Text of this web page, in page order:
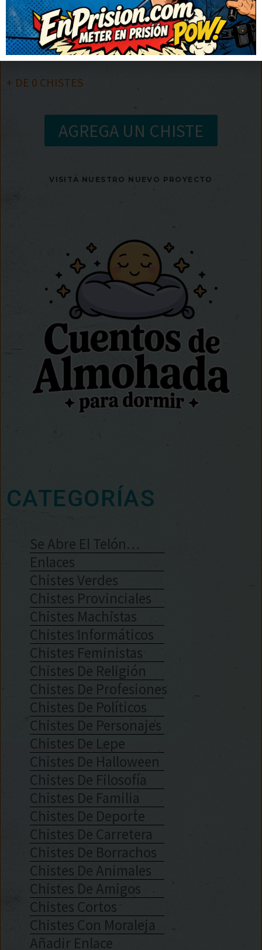
1 2 3 4 5 … 50
+ DE 0 CHISTES
AGREGA UN CHISTE
VISITA NUESTRO NUEVO PROYECTO
CATEGORÍAS
Se Abre El Telón…
Enlaces
Chistes Verdes
Chistes Provinciales
Chistes Machistas
Chistes Informáticos
Chistes Feministas
Chistes De Religión
Chistes De Profesiones
Chistes De Políticos
Chistes De Personajes
Chistes De Lepe
Chistes De Halloween
Chistes De Filosofía
Chistes De Familia
Chistes De Deporte
Chistes De Carretera
Chistes De Borrachos
Chistes De Animales
Chistes De Amigos
Chistes Cortos
Chistes Con Moraleja
Añadir Enlace